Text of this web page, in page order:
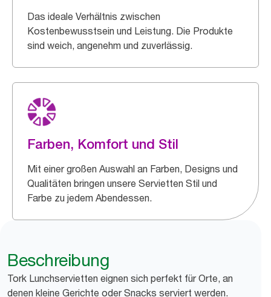
Das ideale Verhältnis zwischen
Kostenbewusstsein und Leistung. Die Produkte
sind weich, angenehm und zuverlässig.
Farben, Komfort und Stil
Mit einer großen Auswahl an Farben, Designs und
Qualitäten bringen unsere Servietten Stil und
Farbe zu jedem Abendessen.
Beschreibung
Tork Lunchservietten eignen sich perfekt für Orte, an
denen kleine Gerichte oder Snacks serviert werden.